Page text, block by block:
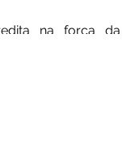
na força da